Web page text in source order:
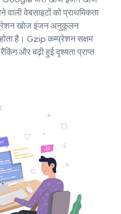
वाली वेबसाइटों को प्राथमिकता
खोज इंजन अनुकूलन
है। Gzip कम्प्रेशन सक्षम
और बढ़ी हुई दृश्यता प्राप्त